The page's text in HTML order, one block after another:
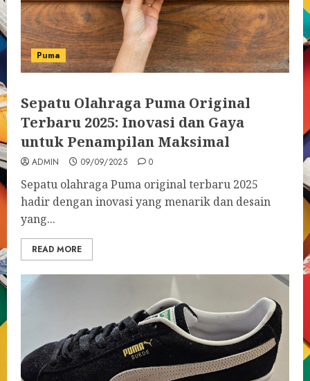
Puma
Sepatu Olahraga Puma Original
Terbaru 2025: Inovasi dan Gaya
untuk Penampilan Maksimal
ADMIN 09/09/2025 0
Sepatu olahraga Puma original terbaru 2025
hadir dengan inovasi yang menarik dan desain
yang...
READ MORE